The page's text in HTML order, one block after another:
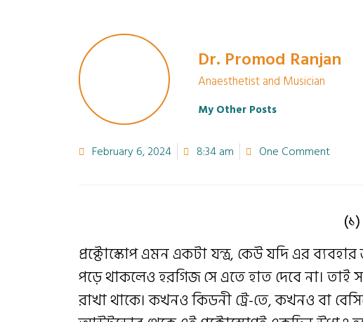
Dr. Promod Ranjan
Anaesthetist and Musician
My Other Posts
February 6, 2024 8:34 am One Comment
(১)
প্রক্টোস্কোপ এমন একটা যন্ত্র, কেউ যদি এর
পড়ে থাকলেও হরগিজ সে এতে হাত দেবে না।
রাখা থাকে। কখনও কিডনী ট্রে-তে, কখনও বা